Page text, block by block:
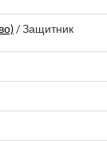
/ Защитник